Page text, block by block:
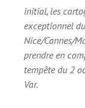
initial, les
exceptionnel
Nice/Cannes/
prendre en
tempête du 2
Var.